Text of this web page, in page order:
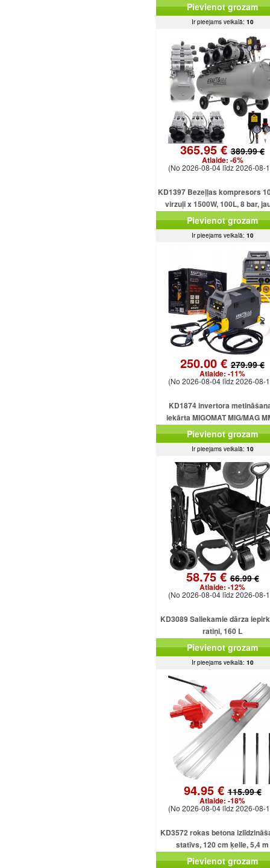
Pievienot grozam
Ir pieejams veikalā: 10
365.95 € 389.99 €
Atlaide: -6%
(No 2026-08-04 līdz 2026-08-
KD1397 Bezeļļas kompresors
virzuļi x 1500W, 100L, 8 bar,
jaudīgs modelis
Pievienot grozam
Ir pieejams veikalā: 10
250.00 € 279.99 €
Atlaide: -11%
(No 2026-08-04 līdz 2026-08-
KD1874 invertora
iekārta MIGOMAT MIG/MAG
FCAW Flux TIG Lift 250A
Pievienot grozam
Ir pieejams veikalā: 10
58.75 €66.99 €
Atlaide: -12%
(No 2026-08-04 līdz 2026-08-
KD3089 Saliekamie dārza
ratiņi, 160 L
Pievienot grozam
Ir pieejams veikalā: 10
94.95 €115.99 €
Atlaide: -18%
(No 2026-08-04 līdz 2026-08-
KD3572 rokas betona
statīvs, 120 cm ķelle, 5,4 m
regulējams kāts
Pievienot grozam